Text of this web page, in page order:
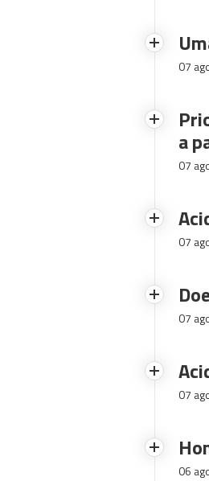
07
a
07
07
07
07
06